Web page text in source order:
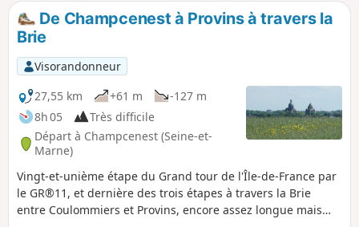
De Champcenest à Provins à travers la
Brie
Visorandonneur
27,55 km
+61 m
-127 m
8h 05
Très difficile
Départ à Champcenest (Seine-et-
Marne)
Vingt-et-unième étape du Grand tour de l'Île-de-France par
le GR®11, et dernière des trois étapes à travers la Brie
entre Coulommiers et Provins, encore assez longue mais